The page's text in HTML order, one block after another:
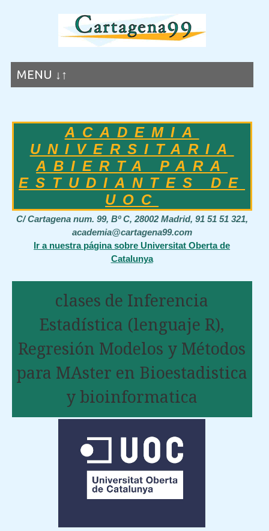
MENU ↓↑
ACADEMIA
UNIVERSITARIA
ABIERTA PARA
ESTUDIANTES DE
UOC
C/ Cartagena num. 99, Bº C, 28002 Madrid, 91 51 51 321,
academia@cartagena99.com
Ir a nuestra página sobre Universitat Oberta de
Catalunya
clases de Inferencia
Estadística (lenguaje R),
Regresión Modelos y Métodos
para MAster en Bioestadistica
y bioinformatica